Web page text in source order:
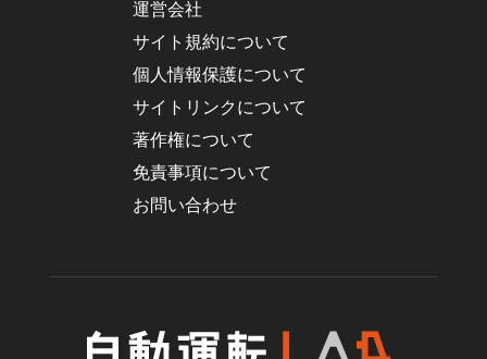
運営会社
サイト規約について
個人情報保護について
サイトリンクについて
著作権について
免責事項について
お問い合わせ